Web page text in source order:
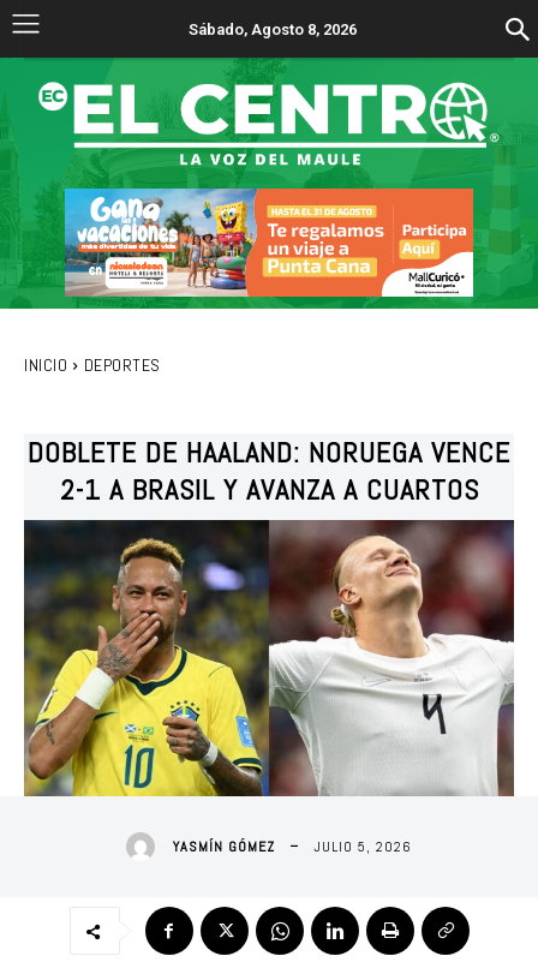
Sábado, Agosto 8, 2026
INICIO DEPORTES
DOBLETE DE HAALAND: NORUEGA VENCE
2-1 A BRASIL Y AVANZA A CUARTOS
YASMÍN GÓMEZ JULIO 5, 2026